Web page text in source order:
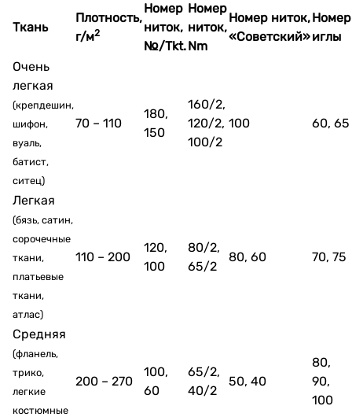
Ткань
Плотность,
г/м2
Номер
ниток,
№/Tkt.
Номер
ниток,
Nm
Номер ниток,
«Советский»
Номер
иглы
Очень
легкая
(крепдешин,
шифон,
вуаль,
батист,
ситец)
70 – 110
180,
150
160/2,
120/2,
100/2
100 60, 65
Легкая
(бязь, сатин,
сорочечные
ткани,
платьевые
ткани,
атлас)
110 – 200
120,
100
80/2,
65/2
80, 60 70, 75
Средняя
(фланель,
трико,
легкие
костюмные
200 – 270
100,
60
65/2,
40/2
50, 40
80,
90,
100